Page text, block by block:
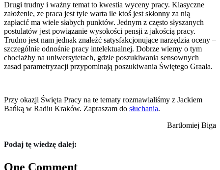
Drugi trudny i ważny temat to kwestia wyceny pracy. Klasyczne
założenie, ze praca jest tyle warta ile ktoś jest skłonny za nią
zapłacić ma wiele słabych punktów. Jednym z często słyszanych
postulatów jest powiązanie wysokości pensji z jakością pracy.
Trudno jest nam jednak znaleźć satysfakcjonujące narzędzia oceny –
szczególnie odnośnie pracy intelektualnej. Dobrze wiemy o tym
chociażby na uniwersytetach, gdzie poszukiwania sensownych
zasad parametryzacji przypominają poszukiwania Świętego Graala.
Przy okazji Święta Pracy na te tematy rozmawialiśmy z Jackiem
Bańką w Radiu Kraków. Zapraszam do słuchania.
Bartłomiej Biga
Podaj tę wiedzę dalej:
One Comment